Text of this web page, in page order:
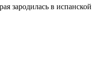
зародилась в испанской